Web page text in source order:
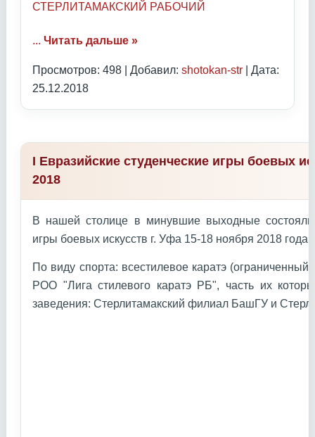
СТЕРЛИТАМАКСКИЙ РАБОЧИЙ
... Читать дальше »
Просмотров: 498 | Добавил: shotokan-str | Дата:
25.12.2018
I Евразийские студенческие игры боевых
2018
В нашей столице в минувшие выходные
игры боевых искусств г. Уфа 15-18 ноября 2018 года
По виду спорта: всестилевое каратэ (ограниченный
РОО "Лига стилевого каратэ РБ", часть их
заведения: Стерлитамакский филиал БашГУ и